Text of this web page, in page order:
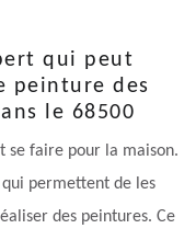
qui peut
peinture des
le 68500
se faire pour la maison.
permettent de les
des peintures. Ce